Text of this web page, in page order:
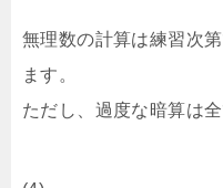
無理数の計算は練習次
ます。
ただし、過度な暗算は